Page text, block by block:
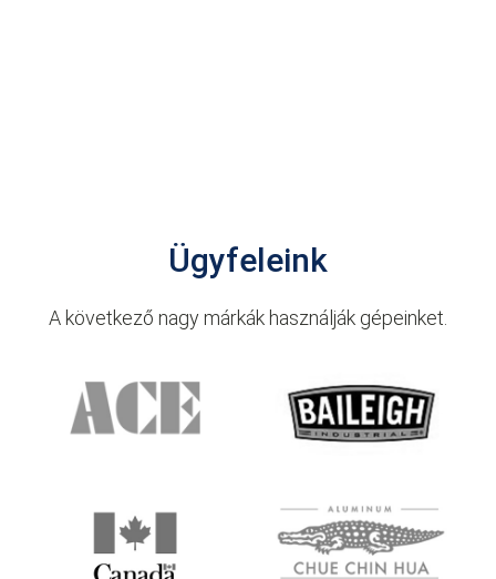
Ügyfeleink
A következő nagy márkák használják gépeinket.